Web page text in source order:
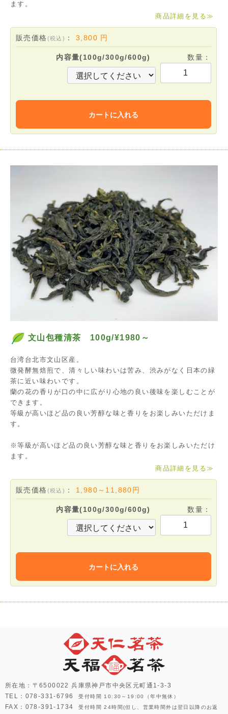
ます。
商品詳細を見る≫
販売価格 (税込) ： 3,800 円
内容量(100g/300g/600g) 数量：
カートに入れる
文山包種清茶 100g/¥1980～
台湾台北市文山区産。
微発酵無焙煎で、清々しい味わいは苦み、渋みがなく日本の緑
茶に近い味わいです。
蘭の花の香りが口の中に広がり心地の良い後味を楽しむことが
できます。
等級が高いほど品の良い芳醇な味と香りをお楽しみいただけま
す。
※等級が高いほど品の良い芳醇な味と香りをお楽しみいただけ
ます。
商品詳細を見る≫
販売価格 (税込) ： 1,980～11,880円
内容量(100g/300g/600g) 数量：
カートに入れる
所在地：〒6500022 兵庫県神戸市中央区元町通1-3-3
TEL：078-331-6796
受付時間 10:30～19:00（年中無休）
FAX：078-391-1734 受付時間 24時間(但し、営業時間外は翌日以降のお返